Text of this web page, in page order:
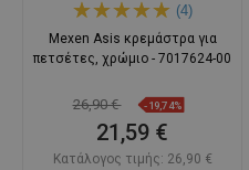
(4)
Mexen Asis κρεμάστρα για
πετσέτες, χρώμιο - 7017624-00
26,90 € -19,74%
21,59 €
Κατάλογος τιμής: 26,90 €